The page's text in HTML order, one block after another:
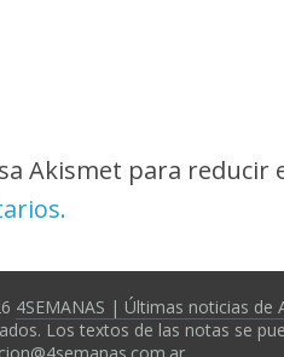
Akismet para reducir
4SEMANAS | Últimas noticias de
Los textos de las notas se